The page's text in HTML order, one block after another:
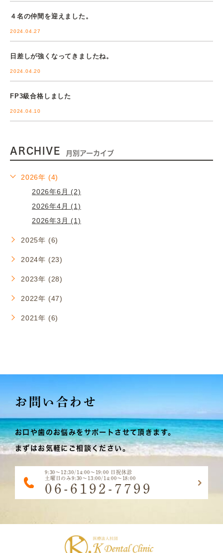
４名の仲間を迎えました。
2024.04.27
日差しが強くなってきましたね。
2024.04.20
FP3級合格しました
2024.04.10
ARCHIVE 月別アーカイブ
2026年 (4)
2026年6月 (2)
2026年4月 (1)
2026年3月 (1)
2025年 (6)
2024年 (23)
2023年 (28)
2022年 (47)
2021年 (6)
お問い合わせ
お口や歯のお悩みをサポートさせて頂きます。
まずはお気軽にご相談ください。
9:30～12:30/14:00～19:00 日祝休診
土曜日のみ9:30～13:00/14:00～18:00
06-6192-7799